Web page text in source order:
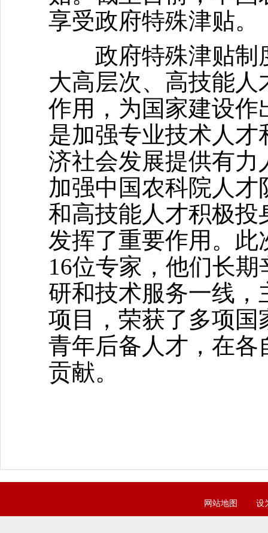
享受政府特殊津贴。
政府特殊津贴制
大高层次、高技能
作用，为国家建设
是加强专业技术人
济社会发展提供有
加强中国农科院人
和高技能人才积极
发挥了重要作用。
16位专家，他们长
研和技术服务一线
项目，荣获了多项
青年后备人才，在
贡献。
网站地图 设